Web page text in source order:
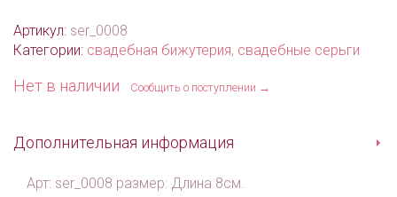
Артикул: ser_0008
Категории: свадебная бижутерия, свадебные серьги
Нет в наличии Сообщить о поступлении →
Дополнительная информация
Арт: ser_0008 размер: Длина 8см.